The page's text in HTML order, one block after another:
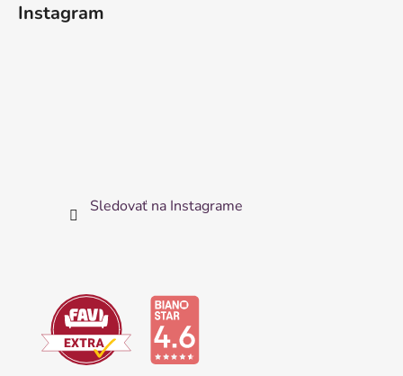
Instagram
Sledovať na Instagrame